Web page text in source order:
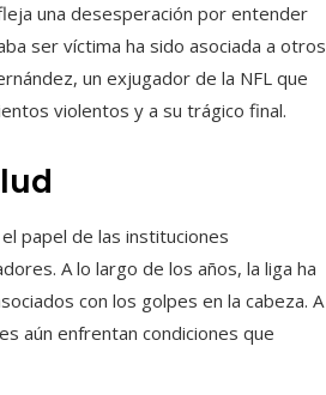
una desesperación por entender
ser víctima ha sido asociada a otros
un exjugador de la NFL que
violentos y a su trágico final.
papel de las instituciones
A lo largo de los años, la liga ha
con los golpes en la cabeza. A
aún enfrentan condiciones que